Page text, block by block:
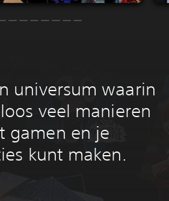
universum waarin
veel manieren
gamen en je
kunt maken.